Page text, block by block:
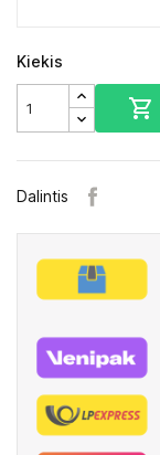
Kiekis

Dalintis